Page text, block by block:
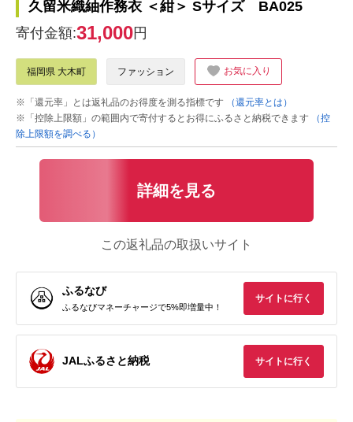
久留米織紬作務衣 ＜紺＞ Sサイズ BA025
寄付金額:31,000円
福岡県 大木町 ファッション お気に入り
※「還元率」とは返礼品のお得度を測る指標です
（還元率とは）
※「控除上限額」の範囲内で寄付するとお得にふるさと納税できます
（控
除上限額を調べる）
詳細を見る
この返礼品の取扱いサイト
ふるなび
ふるなびマネーチャージで5%即増量中！
サイトに行く
JALふるさと納税 サイトに行く